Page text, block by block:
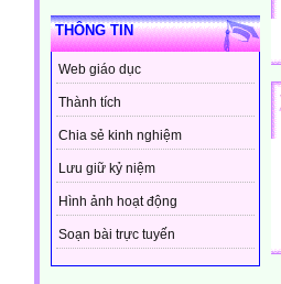
THÔNG TIN
Web giáo dục
Thành tích
Chia sẻ kinh nghiệm
Lưu giữ kỷ niệm
Hình ảnh hoạt động
Soạn bài trực tuyến